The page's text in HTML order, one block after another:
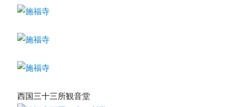
西国三十三所観音堂